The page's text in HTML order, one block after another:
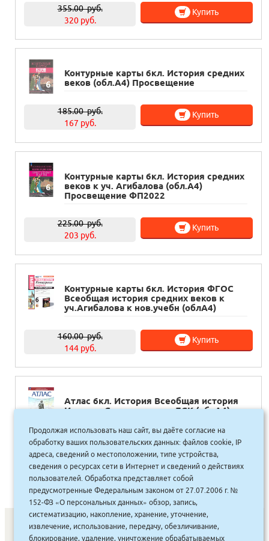
355.00руб.
320 руб.
Купить
Контурные карты 6кл. История средних
веков (обл.А4) Просвещение
185.00руб.
167 руб.
Купить
Контурные карты 6кл. История средних
веков к уч. Агибалова (обл.А4)
Просвещение ФП2022
225.00руб.
203 руб.
Купить
Контурные карты 6кл. История ФГОС
Всеобщая история средних веков к
уч.Агибалова к нов.учебн (облА4)
160.00руб.
144 руб.
Купить
Атлас 6кл. История Всеобщая история
История Средних веков ЛСК (облА4)
405.00
365 руб.
Купить
Продолжая использовать наш сайт, вы даёте согласие на
обработку ваших пользовательских данных: файлов cookie, IP
адреса, сведений о местоположении, типе устройства,
сведения о ресурсах сети в Интернет и сведений о действиях
пользователей. Обработка представляет собой
предусмотренные Федеральным законом от 27.07.2006 г. №
152-ФЗ «О персональных данных» обзор, запись,
систематизацию, накопление, хранение, уточнение,
извлечение, использование, передачу, обезличивание,
блокирование, удаление, уничтожение обрабатываемых